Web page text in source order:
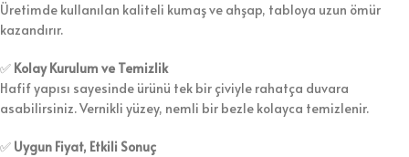
Üretimde kullanılan kaliteli kumaş ve ahşap, tabloya uzun ömür
kazandırır.
✅ Kolay Kurulum ve Temizlik
Hafif yapısı sayesinde ürünü tek bir çiviyle rahatça duvara
asabilirsiniz. Vernikli yüzey, nemli bir bezle kolayca temizlenir.
✅ Uygun Fiyat, Etkili Sonuç